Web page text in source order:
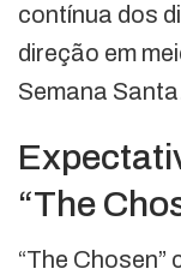
contínua dos
direção em
Semana
“The
“The Chosen”